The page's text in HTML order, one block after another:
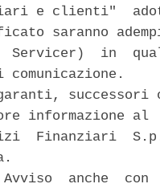
e clienti"
saranno
Servicer)  in
successori
informazione al
Finanziari
anche  con